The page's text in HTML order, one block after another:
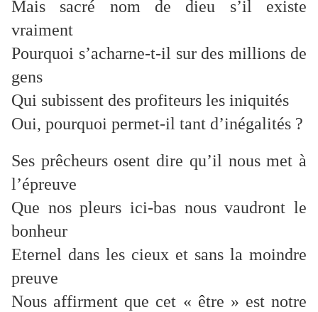
Mais sacré nom de dieu s’il existe
vraiment
Pourquoi s’acharne-t-il sur des millions de
gens
Qui subissent des profiteurs les iniquités
Oui, pourquoi permet-il tant d’inégalités ?
Ses prêcheurs osent dire qu’il nous met à
l’épreuve
Que nos pleurs ici-bas nous vaudront le
bonheur
Eternel dans les cieux et sans la moindre
preuve
Nous affirment que cet « être » est notre